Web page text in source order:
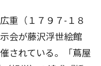
重（１７９７-１８
会が藤沢浮世絵館
されている。「蔦屋